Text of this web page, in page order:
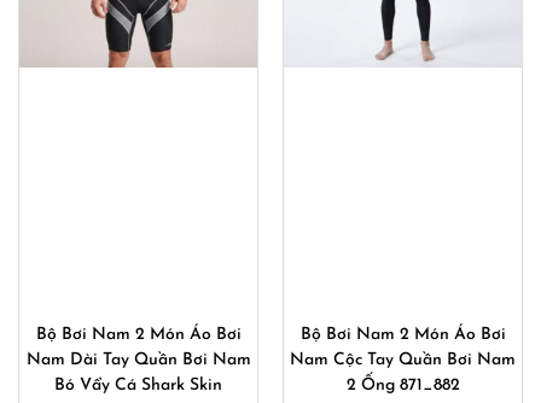
Bộ Bơi Nam 2 Món Áo Bơi
Nam Dài Tay Quần Bơi Nam
Bó Vẩy Cá Shark Skin
Bộ Bơi Nam 2 Món Áo Bơi
Nam Cộc Tay Quần Bơi Nam
2 Ống 871_882